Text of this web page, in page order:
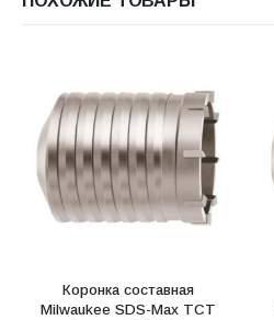
Коронка составная
Milwaukee SDS-Max ТСТ